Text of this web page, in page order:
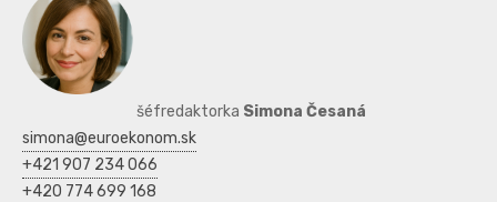
šéfredaktorka Simona Česaná
simona@euroekonom.sk
+421 907 234 066
+420 774 699 168